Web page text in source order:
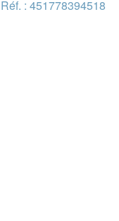
Réf. : 451778394518